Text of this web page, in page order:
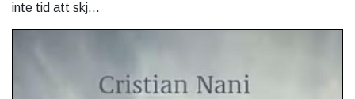
inte tid att skj...